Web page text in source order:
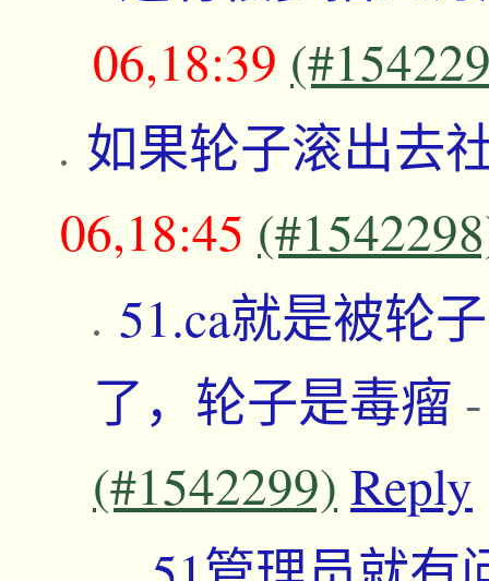
06,18:39
如果轮子滚出去
06,18:45
51.ca就是被轮
了，轮子是毒瘤
(#1542299) Reply